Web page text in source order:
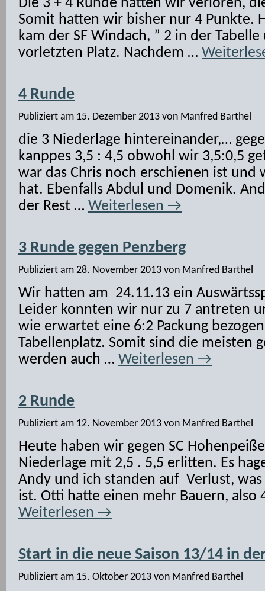
Die 3 + 4 Runde hatten wir verloren,
Somit hatten wir bisher nur 4 Punkte.
kam der SF Windach, ” 2 in der
vorletzten Platz. Nachdem …
4 Runde
Publiziert am 15. Dezember 2013 von Manfred Barthel
die 3 Niederlage hintereinander,…
kanppes 3,5 : 4,5 obwohl wir 3,5:0,5
war das Chris noch erschienen ist
hat. Ebenfalls Abdul und Domenik.
der Rest … Weiterlesen →
3 Runde gegen Penzberg
Publiziert am 28. November 2013 von Manfred Barthel
Wir hatten am 24.11.13 ein
Leider konnten wir nur zu 7 antreten
wie erwartet eine 6:2 Packung
Tabellenplatz. Somit sind die meisten
werden auch … Weiterlesen →
2 Runde
Publiziert am 12. November 2013 von Manfred Barthel
Heute haben wir gegen SC
Niederlage mit 2,5 . 5,5 erlitten. Es
Andy und ich standen auf Verlust,
ist. Otti hatte einen mehr Bauern, also
Weiterlesen →
Start in die neue Saison 13/14 in
Publiziert am 15. Oktober 2013 von Manfred Barthel